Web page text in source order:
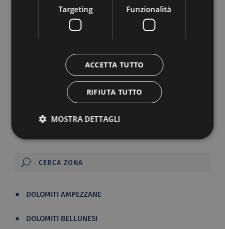
sport e del divertimento fra le Dolomiti.
SANTUARIO DELLA MADONNA DEI BOSCAIOLI
DOLOMITI AMPEZZANE
DOLOMITI BELLUNESI
Targeting Funzionalità
ACCETTA TUTTO
RIFIUTA TUTTO
MOSTRA DETTAGLI